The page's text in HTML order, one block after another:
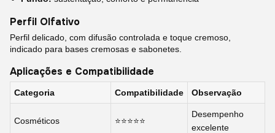
Perfil Olfativo
Perfil delicado, com difusão controlada e toque cremoso,
indicado para bases cremosas e sabonetes.
Aplicações e Compatibilidade
Categoria Compatibilidade Observação
Cosméticos ⭐⭐⭐⭐⭐
Desempenho
excelente